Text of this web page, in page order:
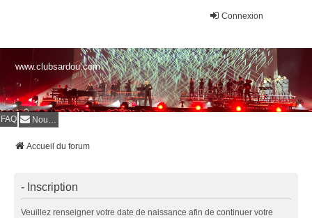
Connexion
www.clubsardou.com
FAQ Nous contacter
Accueil du forum
- Inscription
Veuillez renseigner votre date de naissance afin de continuer votre